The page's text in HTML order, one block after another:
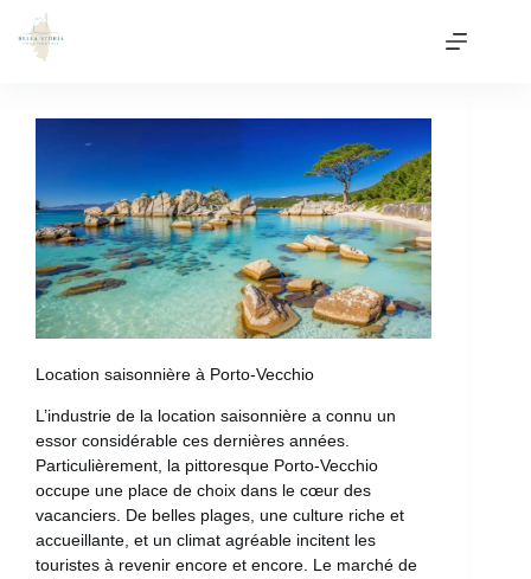
Location saisonnière à Porto-Vecchio
L’industrie de la location saisonnière a connu un
essor considérable ces dernières années.
Particulièrement, la pittoresque Porto-Vecchio
occupe une place de choix dans le cœur des
vacanciers. De belles plages, une culture riche et
accueillante, et un climat agréable incitent les
touristes à revenir encore et encore. Le marché de